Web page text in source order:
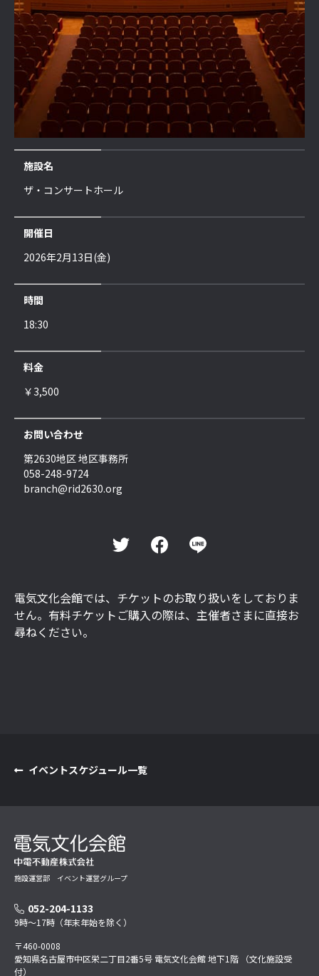
施設名
ザ・コンサートホール
開催日
2026年2月13日(金)
時間
18:30
料金
￥3,500
お問い合わせ
第2630地区 地区事務所
058-248-9724
branch@rid2630.org
電気文化会館では、チケットのお取り扱いをしておりま
せん。有料チケットご購入の際は、主催者さまに直接お
尋ねください。
イベントスケジュール一覧
施設運営部 イベント運営グループ
052-204-1133
9時～17時（年末年始を除く）
〒460-0008
愛知県名古屋市中区栄二丁目2番5号 電気文化会館 地下1階 （文化施設受
付）